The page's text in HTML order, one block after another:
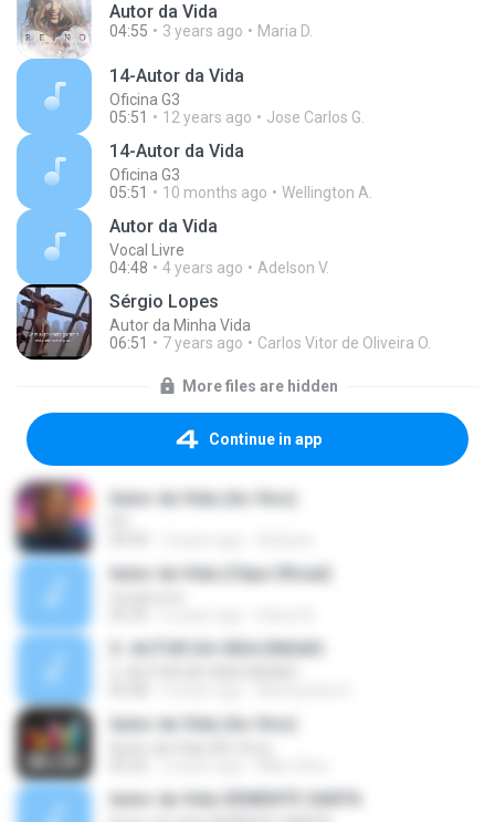
Autor da Vida
04:55 3 years ago Maria D.
14-Autor da Vida
Oficina G3
05:51
12 years ago Jose Carlos G.
14-Autor da Vida
Oficina G3
05:51
10 months ago Wellington A.
Autor da Vida
Vocal Livre
04:48
4 years ago Adelson V.
Sérgio Lopes
Autor da Minha Vida
06:51
7 years ago Carlos Vitor de Oliveira O.
More files are hidden
Continue in app
Autor da Vida (Ao Vivo)
Autor da Vida (Clipe Oficial)
3- AUTOR DA VIDA ENSAIO
Autor da Vida (Ao Vivo)
Autor da Vida SEMENTE SANTA